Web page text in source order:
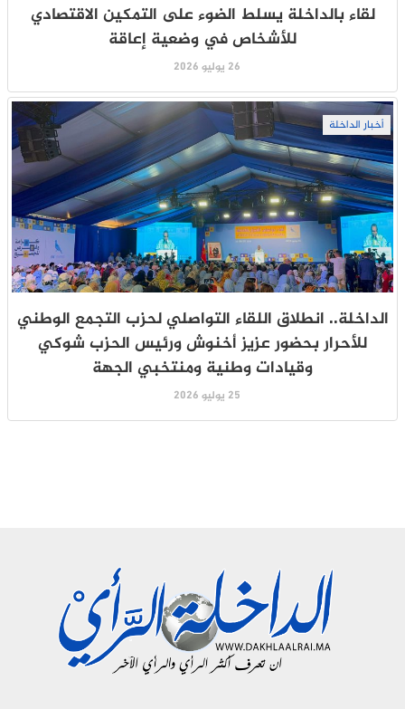
لقاء بالداخلة يسلط الضوء على التمكين الاقتصادي
للأشخاص في وضعية إعاقة
26 يوليو 2026
أخبار الداخلة
الداخلة.. انطلاق اللقاء التواصلي لحزب التجمع الوطني
للأحرار بحضور عزيز أخنوش ورئيس الحزب شوكي
وقيادات وطنية ومنتخبي الجهة
25 يوليو 2026